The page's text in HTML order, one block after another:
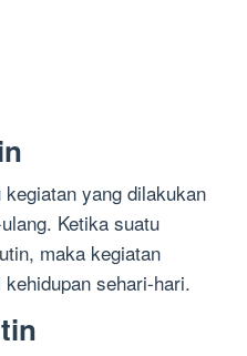
yang dilakukan
Ketika suatu
maka kegiatan
sehari-hari.